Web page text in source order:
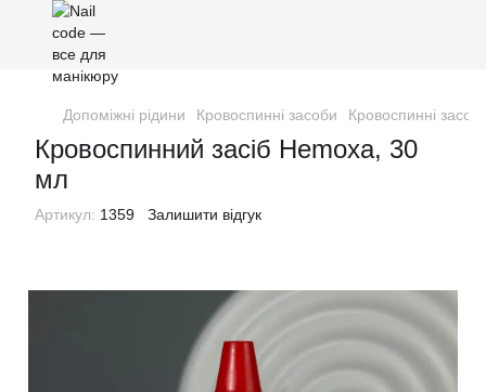
Допоміжні рідини Кровоспинні засоби Кровоспинні
Кровоспинний засіб Hemoxa, 30
мл
Артикул: 1359 Залишити відгук